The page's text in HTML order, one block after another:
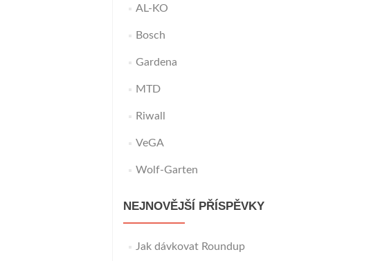
AL-KO
Bosch
Gardena
MTD
Riwall
VeGA
Wolf-Garten
NEJNOVĚJŠÍ PŘÍSPĚVKY
Jak dávkovat Roundup